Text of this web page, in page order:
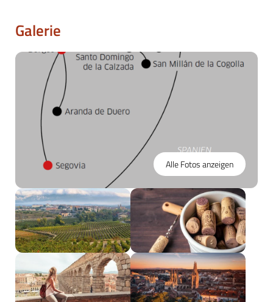
Galerie
Alle Fotos anzeigen